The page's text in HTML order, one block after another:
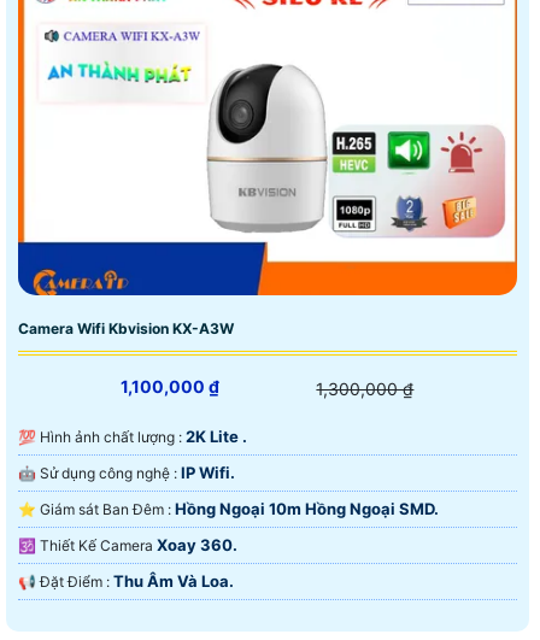
Camera Wifi Kbvision KX-A3W
1,100,000 ₫ 1,300,000 ₫
💯 Hình ảnh chất lượng : 2K Lite .
🤖️ Sử dụng công nghệ : IP Wifi.
⭐ Giám sát Ban Đêm : Hồng Ngoại 10m Hồng Ngoại SMD.
🕉️ Thiết Kế Camera Xoay 360.
️📢 Đặt Điểm : Thu Âm Và Loa.